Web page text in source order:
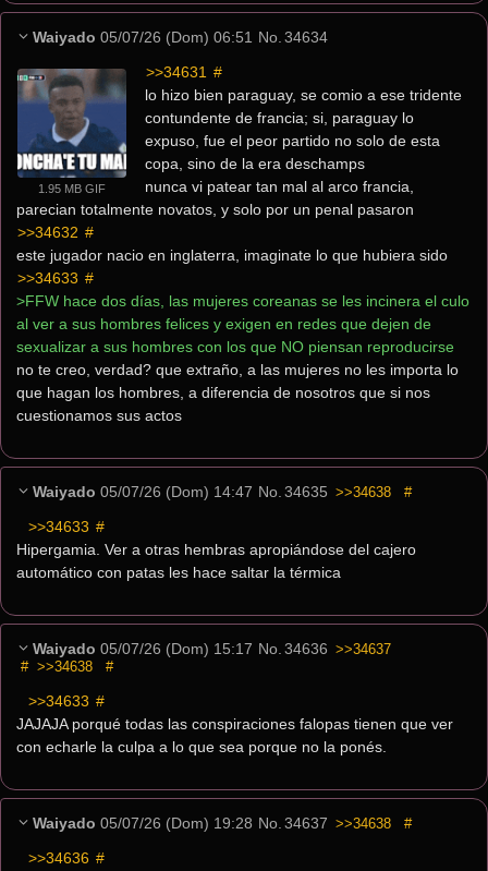
Waiyado 05/07/26 (Dom) 06:51 No. 34634
1.95 MB GIF
>>34631 #
lo hizo bien paraguay, se comio a ese tridente
contundente de francia; si, paraguay lo
expuso, fue el peor partido no solo de esta
copa, sino de la era deschamps
nunca vi patear tan mal al arco francia,
parecian totalmente novatos, y solo por un penal pasaron
>>34632 #
este jugador nacio en inglaterra, imaginate lo que hubiera sido
>>34633 #
>FFW hace dos días, las mujeres coreanas se les incinera el culo
al ver a sus hombres felices y exigen en redes que dejen de
sexualizar a sus hombres con los que NO piensan reproducirse
no te creo, verdad? que extraño, a las mujeres no les importa lo
que hagan los hombres, a diferencia de nosotros que si nos
cuestionamos sus actos
Waiyado 05/07/26 (Dom) 14:47 No. 34635 >>34638 #
>>34633 #
Hipergamia. Ver a otras hembras apropiándose del cajero
automático con patas les hace saltar la térmica
Waiyado 05/07/26 (Dom) 15:17 No. 34636 >>34637
# >>34638 #
>>34633 #
JAJAJA porqué todas las conspiraciones falopas tienen que ver
con echarle la culpa a lo que sea porque no la ponés.
Waiyado 05/07/26 (Dom) 19:28 No. 34637 >>34638 #
>>34636 #